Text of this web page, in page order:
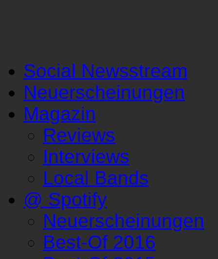
Social Newsstream
Neuerscheinungen
Magazin
Reviews
Interviews
Local Bands
@ Spotify
Neuerscheinungen
Best-Of 2016